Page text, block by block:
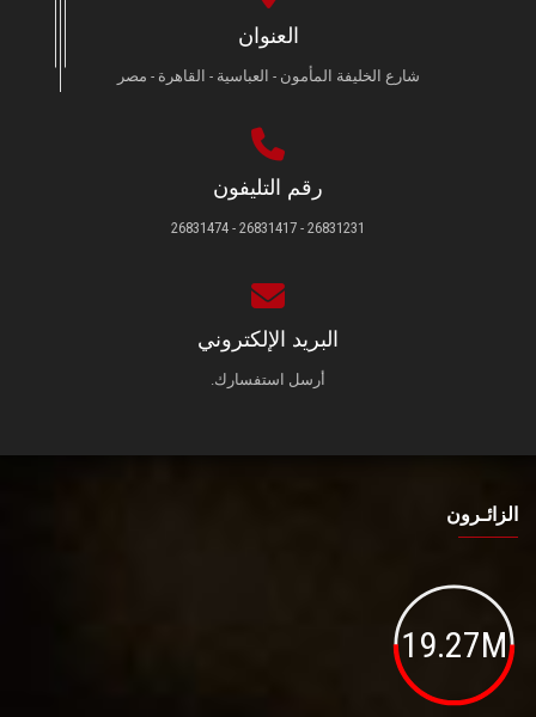
العنوان
شارع الخليفة المأمون - العباسية - القاهرة - مصر
رقم التليفون
26831231 - 26831417 - 26831474
البريد الإلكتروني
أرسل استفسارك.
الزائـرون
19.27M